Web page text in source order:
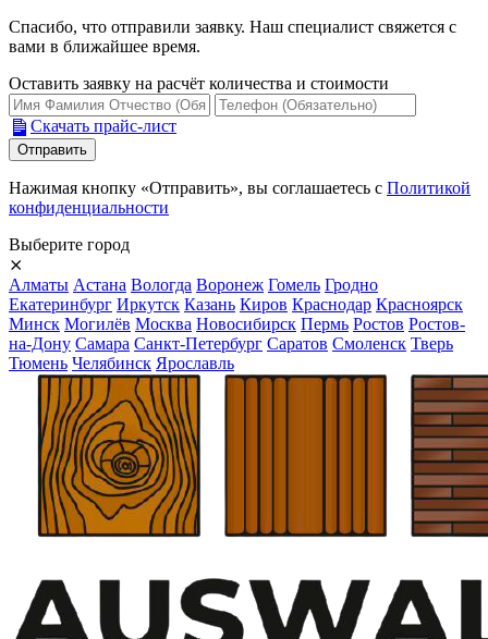
Спасибо, что отправили заявку. Наш специалист свяжется с
вами в ближайшее время.
Оставить заявку на расчёт количества и стоимости
Скачать прайс-лист
Нажимая кнопку «Отправить», вы соглашаетесь с Политикой
конфиденциальности
Выберите город
⨯
Алматы Астана Вологда Воронеж Гомель Гродно
Екатеринбург Иркутск Казань Киров Краснодар Красноярск
Минск Могилёв Москва Новосибирск Пермь Ростов Ростов-
на-Дону Самара Санкт-Петербург Саратов Смоленск Тверь
Тюмень Челябинск Ярославль